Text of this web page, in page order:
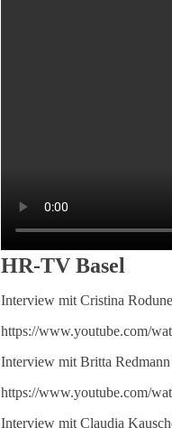
HR-TV Basel
Interview mit Cristina
https://www.youtube.com/
Interview mit Britta
https://www.youtube.com/
Interview mit Claudia